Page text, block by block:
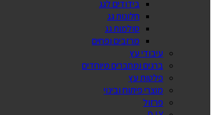
בידודים לגג
חלונות גג
סולמות גג
מרזבים ופחים
עיבודי עץ
ברגים ומחברים מיוחדים
פלטות עץ
מוצרי פיתוח ובינוי
פרזול